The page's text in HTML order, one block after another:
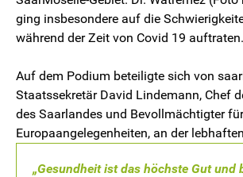
ging insbesondere auf die
während der Zeit von Covid 19 auftraten.
Auf dem Podium beteiligte sich von
Staatssekretär David Lindemann, Chef
des Saarlandes und Bevollmächtigter für
Europaangelegenheiten, an der
„Gesundheit ist das höchste Gut und